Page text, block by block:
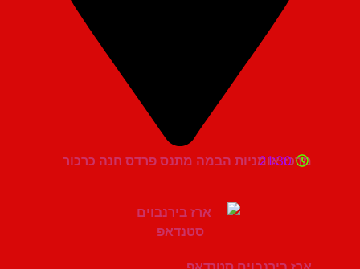
מרכז אומניות הבמה מתנס פרדס חנה כרכור
21:30